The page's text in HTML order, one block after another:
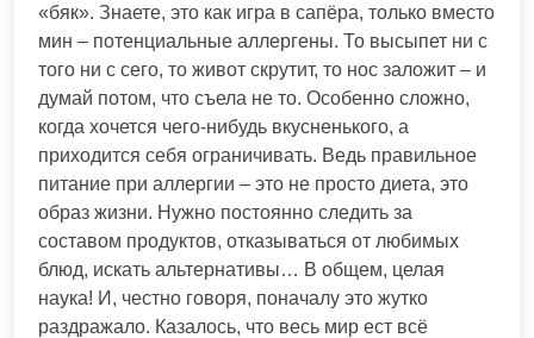
«бяк». Знаете, это как игра в сапёра, только вместо
мин – потенциальные аллергены. То высыпет ни с
того ни с сего, то живот скрутит, то нос заложит – и
думай потом, что съела не то. Особенно сложно,
когда хочется чего-нибудь вкусненького, а
приходится себя ограничивать. Ведь правильное
питание при аллергии – это не просто диета, это
образ жизни. Нужно постоянно следить за
составом продуктов, отказываться от любимых
блюд, искать альтернативы… В общем, целая
наука! И, честно говоря, поначалу это жутко
раздражало. Казалось, что весь мир ест всё